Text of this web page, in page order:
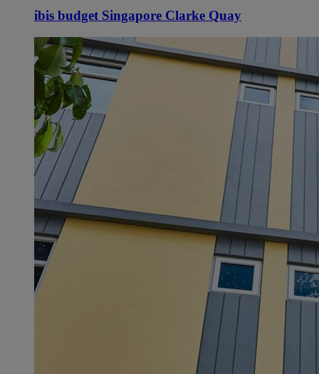
ibis budget Singapore Clarke Quay